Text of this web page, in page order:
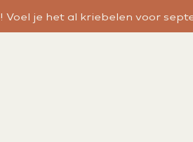
! Voel je het al kriebelen voor